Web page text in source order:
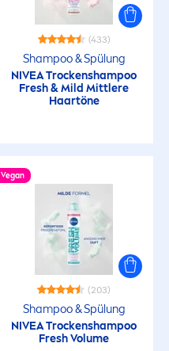
(433)
Shampoo & Spülung
NIVEATrockenshampoo
Fresh& Mild Mittlere
Haartöne
Vegan
(203)
Shampoo & Spülung
NIVEATrockenshampoo
FreshVolume